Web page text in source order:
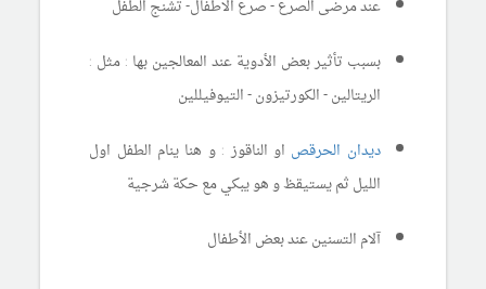
عند مرضى الصرع - صرع الاطفال- تشنج الطفل
بسبب تأثير بعض الأدوية عند المعالجين بها : مثل :
الريتالين - الكورتيزون - التيوفيللين
ديدان الحرقص او الناقوز : و هنا ينام الطفل اول
الليل ثم يستيقظ و هو يبكي مع حكة شرجية
آلام التسنين عند بعض الأطفال